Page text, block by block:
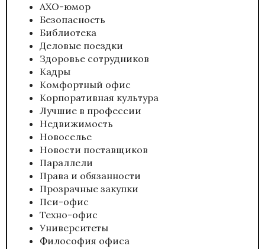
АХО-юмор
Безопасность
Библиотека
Деловые поездки
Здоровье сотрудников
Кадры
Комфортный офис
Корпоративная культура
Лучшие в профессии
Недвижимость
Новоселье
Новости поставщиков
Параллели
Права и обязанности
Прозрачные закупки
Пси-офис
Техно-офис
Университеты
Философия офиса